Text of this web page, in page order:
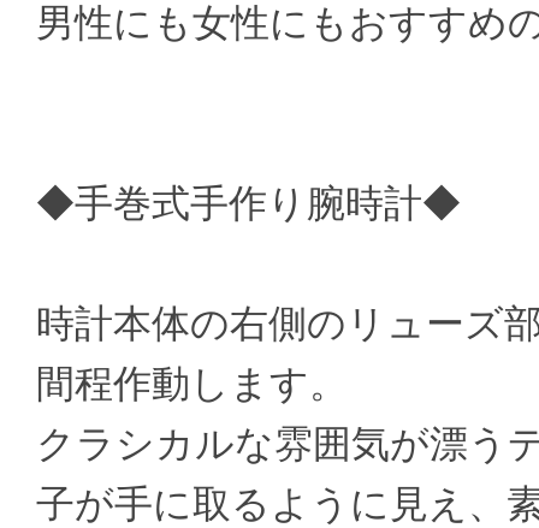
男性にも女性にもおすすめ
◆手巻式手作り腕時計◆
時計本体の右側のリューズ
間程作動します。
クラシカルな雰囲気が漂う
子が手に取るように見え、